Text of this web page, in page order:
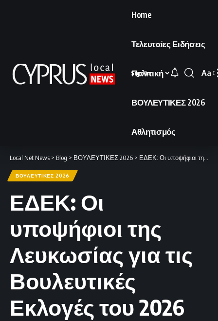
Home
Τελευταίες Ειδήσεις
Πολιτική
ΒΟΥΛΕΥΤΙΚΕΣ 2026
Αθλητισμός
Sign In
Font
Aa
Local Net News > Blog > ΒΟΥΛΕΥΤΙΚΕΣ 2026 > ΕΔΕΚ: Οι υποψήφιοι της Λευκωσίας για τις Βουλευτικές Εκλογές του 2026
ΒΟΥΛΕΥΤΙΚΕΣ 2026
ΕΔΕΚ: Οι
υποψήφιοι της
Λευκωσίας για τις
Βουλευτικές
Εκλογές του 2026